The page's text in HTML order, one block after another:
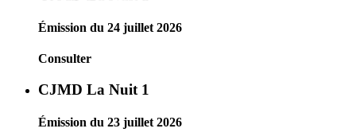
Émission du 24 juillet 2026
Consulter
CJMD La Nuit 1
Émission du 23 juillet 2026